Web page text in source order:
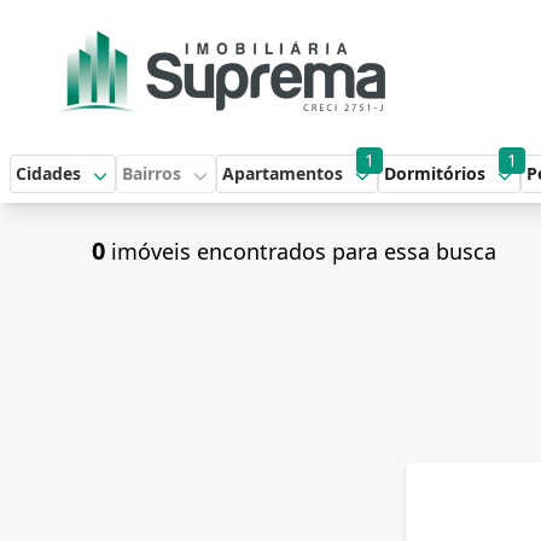
Cidades Bairros
1
Apartamentos
1
Dormitórios
0 imóveis encontrados para essa busca